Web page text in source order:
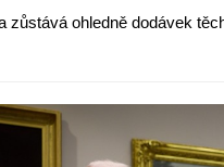
zůstává ohledně dodávek